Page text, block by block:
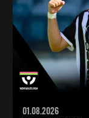
01.08.2026